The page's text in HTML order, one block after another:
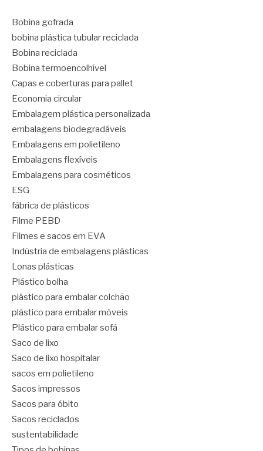
Bobina gofrada
bobina plástica tubular reciclada
Bobina reciclada
Bobina termoencolhível
Capas e coberturas para pallet
Economia circular
Embalagem plástica personalizada
embalagens biodegradáveis
Embalagens em polietileno
Embalagens flexíveis
Embalagens para cosméticos
ESG
fábrica de plásticos
Filme PEBD
Filmes e sacos em EVA
Indústria de embalagens plásticas
Lonas plásticas
Plástico bolha
plástico para embalar colchão
plástico para embalar móveis
Plástico para embalar sofá
Saco de lixo
Saco de lixo hospitalar
sacos em polietileno
Sacos impressos
Sacos para óbito
Sacos reciclados
sustentabilidade